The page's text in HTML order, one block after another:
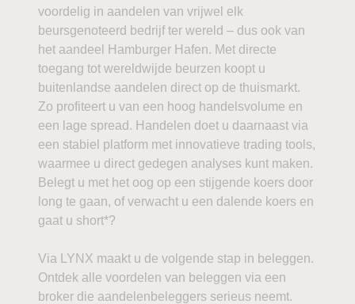
voordelig in aandelen van vrijwel elk
beursgenoteerd bedrijf ter wereld – dus ook van
het aandeel Hamburger Hafen. Met directe
toegang tot wereldwijde beurzen koopt u
buitenlandse aandelen direct op de thuismarkt.
Zo profiteert u van een hoog handelsvolume en
een lage spread. Handelen doet u daarnaast via
een stabiel platform met innovatieve trading tools,
waarmee u direct gedegen analyses kunt maken.
Belegt u met het oog op een stijgende koers door
long te gaan, of verwacht u een dalende koers en
gaat u short*?
Via LYNX maakt u de volgende stap in beleggen.
Ontdek alle voordelen van beleggen via een
broker die aandelenbeleggers serieus neemt.